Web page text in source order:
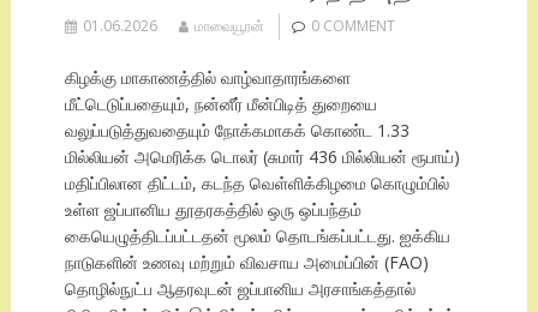
01.06.2026 மாவையூரன் 0 COMMENT
கிழக்கு மாகாணத்தில் வாழ்வாதாரங்களை
மீட்டெடுப்பதையும், நன்னீர் மீன்பிடித் துறையை
வலுப்படுத்துவதையும் நோக்கமாகக் கொண்ட 1.33
மில்லியன் அமெரிக்க டொலர் (சுமார் 436 மில்லியன் ரூபாய்)
மதிப்பிலான திட்டம், கடந்த வெள்ளிக்கிழமை கொழும்பில்
உள்ள ஜப்பானிய தூதரகத்தில் ஒரு ஒப்பந்தம்
கையெழுத்திடப்பட்டதன் மூலம் தொடங்கப்பட்டது. ஐக்கிய
நாடுகளின் உணவு மற்றும் விவசாய அமைப்பின் (FAO)
தொழில்நுட்ப ஆதரவுடன் ஜப்பானிய அரசாங்கத்தால்